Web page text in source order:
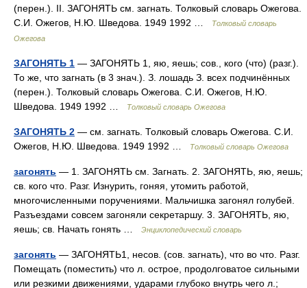
(перен.). II. ЗАГОНЯТЬ см. загнать. Толковый словарь Ожегова.
С.И. Ожегов, Н.Ю. Шведова. 1949 1992 …
Толковый словарь
Ожегова
ЗАГОНЯТЬ 1 — ЗАГОНЯТЬ 1, яю, яешь; сов., кого (что) (разг.).
То же, что загнать (в 3 знач.). З. лошадь З. всех подчинённых
(перен.). Толковый словарь Ожегова. С.И. Ожегов, Н.Ю.
Шведова. 1949 1992 …
Толковый словарь Ожегова
ЗАГОНЯТЬ 2 — см. загнать. Толковый словарь Ожегова. С.И.
Ожегов, Н.Ю. Шведова. 1949 1992 …
Толковый словарь Ожегова
загонять — 1. ЗАГОНЯТЬ см. Загнать. 2. ЗАГОНЯТЬ, яю, яешь;
св. кого что. Разг. Изнурить, гоняя, утомить работой,
многочисленными поручениями. Мальчишка загонял голубей.
Разъездами совсем загоняли секретаршу. 3. ЗАГОНЯТЬ, яю,
яешь; св. Начать гонять …
Энциклопедический словарь
загонять — ЗАГОНЯТЬ1, несов. (сов. загнать), что во что. Разг.
Помещать (поместить) что л. острое, продолговатое сильными
или резкими движениями, ударами глубоко внутрь чего л.;